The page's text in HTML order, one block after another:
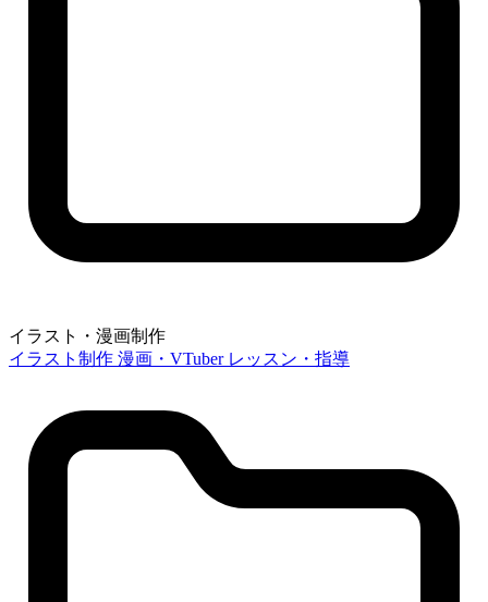
イラスト・漫画制作
イラスト制作 漫画・VTuber レッスン・指導